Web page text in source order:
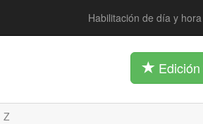
Habilitación de día y
Z